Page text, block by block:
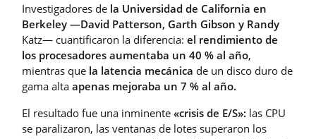
Investigadores de la Universidad de California en
Berkeley —David Patterson, Garth Gibson y Randy
Katz— cuantificaron la diferencia: el rendimiento de
los procesadores aumentaba un 40 % al año,
mientras que la latencia mecánica de un disco duro de
gama alta apenas mejoraba un 7 % al año.
El resultado fue una inminente «crisis de E/S»: las CPU
se paralizaron, las ventanas de lotes superaron los